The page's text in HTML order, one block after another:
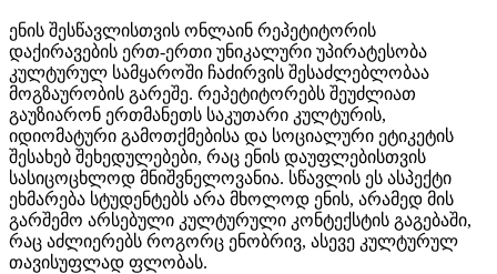
ენის შესწავლისთვის ონლაინ რეპეტიტორის
დაქირავების ერთ-ერთი უნიკალური უპირატესობა
კულტურულ სამყაროში ჩაძირვის შესაძლებლობაა
მოგზაურობის გარეშე. რეპეტიტორებს შეუძლიათ
გაუზიარონ ერთმანეთს საკუთარი კულტურის,
იდიომატური გამოთქმებისა და სოციალური ეტიკეტის
შესახებ შეხედულებები, რაც ენის დაუფლებისთვის
სასიცოცხლოდ მნიშვნელოვანია. სწავლის ეს ასპექტი
ეხმარება სტუდენტებს არა მხოლოდ ენის, არამედ მის
გარშემო არსებული კულტურული კონტექსტის გაგებაში,
რაც აძლიერებს როგორც ენობრივ, ასევე კულტურულ
თავისუფლად ფლობას.